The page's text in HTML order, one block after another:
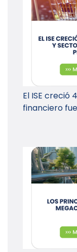
El ISE creció
financiero